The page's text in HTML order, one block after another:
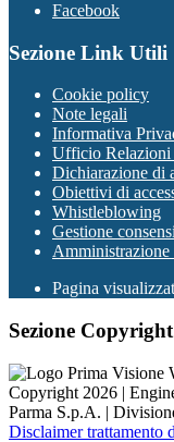
Facebook
Sezione Link Utili
Cookie policy
Note legali
Informativa
Ufficio
Dichiarazione di
Obiettivi di
Whistleblowing
Gestione
Amministrazione
Pagina
Sezione Copyright
Copyright 2026 |
Parma S.p.A. |
Disclaimer trattamento